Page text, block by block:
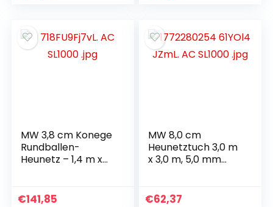
MW 3,8 cm Konege
Rundballen-
Heunetz – 1,4 m x
Heunetz
€141,85
MW 8,0 cm
Heunetztuch 3,0 m
x 3,0 m, 5,0 mm
€62,37